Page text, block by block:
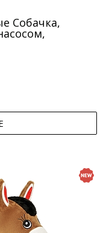
Собачка,